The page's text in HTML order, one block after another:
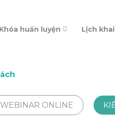
Khóa huấn luyện Lịch
WEBINAR ONLINE